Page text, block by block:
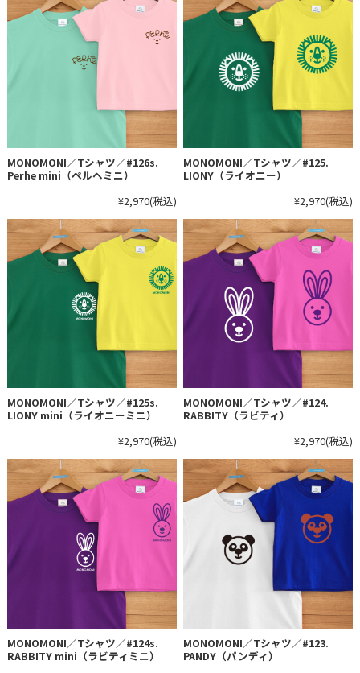
MONOMONI／Tシャツ／#126s.
Perhe mini（ペルヘミニ）
¥2,970(税込)
MONOMONI／Tシャツ／#125.
LIONY（ライオニー）
¥2,970(税込)
MONOMONI／Tシャツ／#125s.
LIONY mini（ライオニーミニ）
¥2,970(税込)
MONOMONI／Tシャツ／#124.
RABBITY（ラビティ）
¥2,970(税込)
MONOMONI／Tシャツ／#124s.
RABBITY mini（ラビティミニ）
MONOMONI／Tシャツ／#123.
PANDY（パンディ）